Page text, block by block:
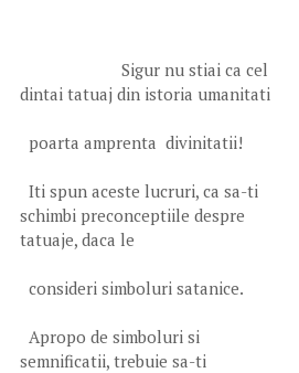
Sigur nu stiai ca cel
dintai tatuaj din istoria umanitati
poarta amprenta divinitatii!
Iti spun aceste lucruri, ca sa-ti
schimbi preconceptiile despre
tatuaje, daca le
consideri simboluri satanice.
Apropo de simboluri si
semnificatii, trebuie sa-ti